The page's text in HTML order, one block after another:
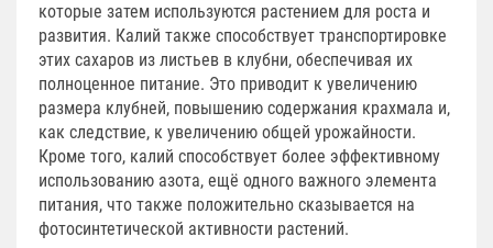
которые затем используются растением для роста и
развития. Калий также способствует транспортировке
этих сахаров из листьев в клубни, обеспечивая их
полноценное питание. Это приводит к увеличению
размера клубней, повышению содержания крахмала и,
как следствие, к увеличению общей урожайности.
Кроме того, калий способствует более эффективному
использованию азота, ещё одного важного элемента
питания, что также положительно сказывается на
фотосинтетической активности растений.